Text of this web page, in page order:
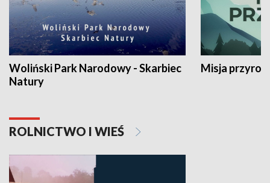
Woliński Park Narodowy - Skarbiec
Natury
Misja
ROLNICTWO I WIEŚ